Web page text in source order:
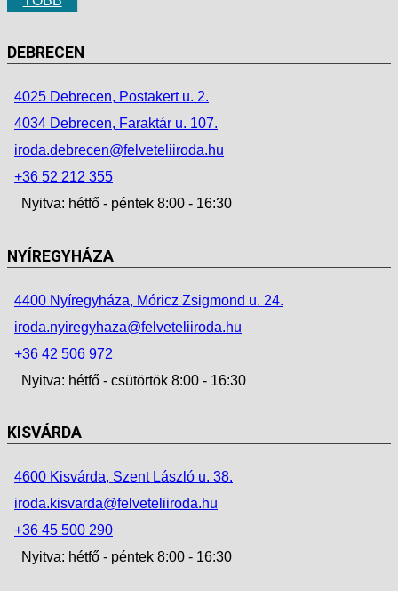
DEBRECEN
4025 Debrecen, Postakert u. 2.
4034 Debrecen, Faraktár u. 107.
iroda.debrecen@felveteliiroda.hu
+36 52 212 355
Nyitva: hétfő - péntek 8:00 - 16:30
NYÍREGYHÁZA
4400 Nyíregyháza, Móricz Zsigmond u. 24.
iroda.nyiregyhaza@felveteliiroda.hu
+36 42 506 972
Nyitva: hétfő - csütörtök 8:00 - 16:30
KISVÁRDA
4600 Kisvárda, Szent László u. 38.
iroda.kisvarda@felveteliiroda.hu
+36 45 500 290
Nyitva: hétfő - péntek 8:00 - 16:30